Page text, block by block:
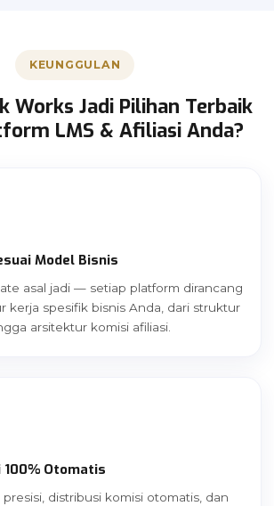
KEUNGGULAN
Works Jadi Pilihan Terbaik
LMS & Afiliasi Anda?
Model Bisnis
asal jadi — setiap platform dirancang
kerja spesifik bisnis Anda, dari struktur
arsitektur komisi afiliasi.
Otomatis
presisi, distribusi komisi otomatis, dan